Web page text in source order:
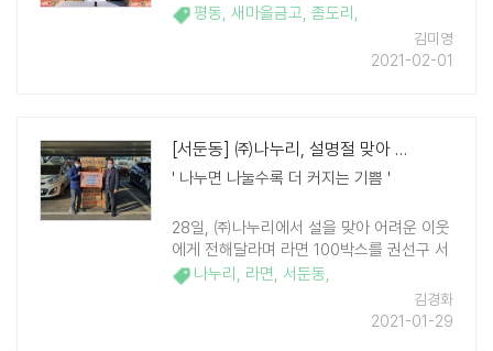
를 이웃돕기 물품으로 후원했다. 이번 후원
물품은 평동 새마을금고에서 '사랑의 좀도리
운동'을 통해 마련한 것으로 모두가 힘든 시
평동, 새마을금고, 좀도리 ,
김미영
2021-02-01
[서둔동] ㈜나누리, 설명절 맞아 어려운 이웃 위해 라면 기부
' 나누면 나눌수록 더 커지는 기쁨 '
28일, ㈜나누리에서 설을 맞아 어려운 이웃
에게 전해달라며 라면 100박스를 권선구 서
둔동행정복지센터에 전달했다. ㈜나누리는
생활폐기물 수집·운반업체로, 매년 서둔동의
나누리 , 라면, 서둔동,
김경화
2021-01-29